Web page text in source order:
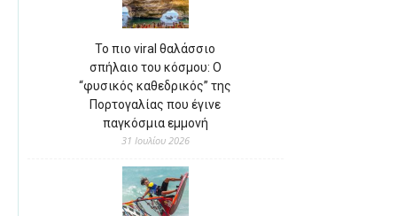
Το πιο viral θαλάσσιο
σπήλαιο του κόσμου: Ο
“φυσικός καθεδρικός” της
Πορτογαλίας που έγινε
παγκόσμια εμμονή
31 Ιουλίου 2026